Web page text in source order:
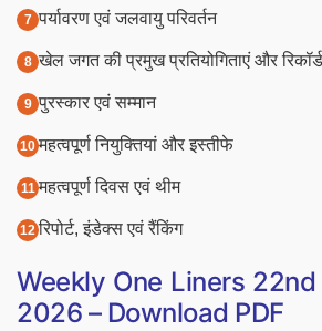
पर्यावरण एवं जलवायु परिवर्तन
खेल जगत की प्रमुख प्रतियोगिताएं और रिकॉर्ड
पुरस्कार एवं सम्मान
महत्वपूर्ण नियुक्तियां और इस्तीफे
महत्वपूर्ण दिवस एवं थीम
रिपोर्ट, इंडेक्स एवं रैंकिंग
Weekly One Liners
2026 – Download PDF